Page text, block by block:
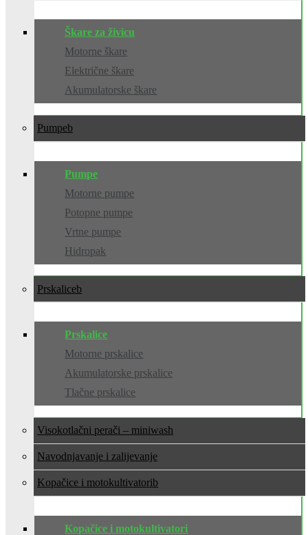
Škare za živicu
Motorne škare
Električne škare
Akumulatorske škare
Pumpe
Pumpe
Motorne pumpe
Potopne pumpe
Vrtne pumpe
Hidropak
Prskalice
Prskalice
Motorne prskalice
Akumulatorske prskalice
Tlačne prskalice
Visokotlačni perači – miniwash
Navodnjavanje i zalijevanje
Kopačice i motokultivatori
Kopačice i motokultivatori